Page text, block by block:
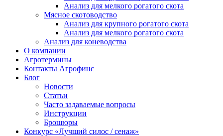
Анализ для мелкого рогатого скота
Мясное скотоводство
Анализ для крупного рогатого скота
Анализ для мелкого рогатого скота
Анализ для коневодства
О компании
Агротермины
Контакты Агрофинс
Блог
Новости
Статьи
Часто задаваемые вопросы
Инструкции
Брошюры
Конкурс «Лучший силос / сенаж»